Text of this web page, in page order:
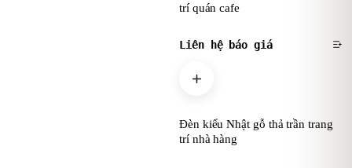
trí quán cafe
Liên hệ báo giá
Đèn kiểu Nhật gỗ thả trần trang
trí nhà hàng